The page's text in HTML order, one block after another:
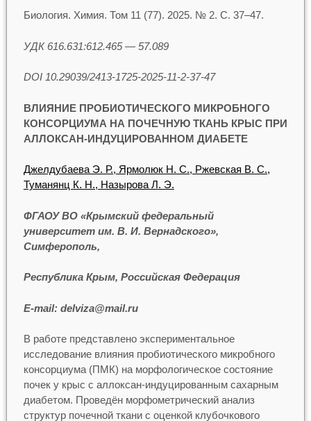
Биология. Химия. Том 11 (77). 2025. № 2. С. 37–47.
УДК 616.631:612.465 — 57.089
DOI 10.29039/2413-1725-2025-11-2-37-47
ВЛИЯНИЕ ПРОБИОТИЧЕСКОГО МИКРОБНОГО
КОНСОРЦИУМА НА ПОЧЕЧНУЮ ТКАНЬ КРЫС ПРИ
АЛЛОКСАН-ИНДУЦИРОВАННОМ ДИАБЕТЕ
Джелдубаева Э. Р., Ярмолюк Н. С., Ржевская В. С.,
Туманянц К. Н., Назырова Л. Э.
ФГАОУ ВО «Крымский федеральный
университет им. В. И. Вернадского»,
Симферополь,
Республика Крым, Российская Федерация
Е-mail: delviza@mail.ru
В работе представлено экспериментальное
исследование влияния пробиотического микробного
консорциума (ПМК) на морфологическое состояние
почек у крыс с аллоксан-индуцированным сахарным
диабетом. Проведён морфометрический анализ
структур почечной ткани с оценкой клубочкового